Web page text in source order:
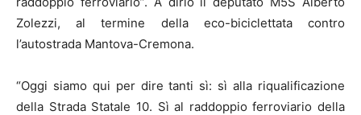
Zolezzi, al termine della eco-biciclettata contro
l’autostrada Mantova-Cremona.
“Oggi siamo qui per dire tanti sì: sì alla riqualificazione
della Strada Statale 10. Sì al raddoppio ferroviario della